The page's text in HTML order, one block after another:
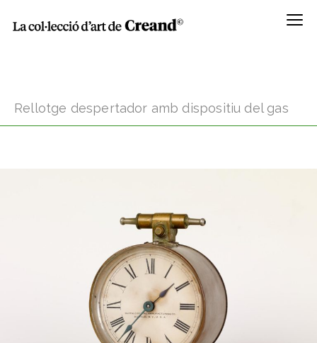
Menú
Rellotge despertador amb dispositiu del gas